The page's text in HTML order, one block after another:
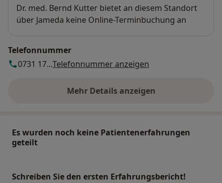
Verfügbarkeit
Dr. med. Bernd Kutter bietet an diesem Standort
über Jameda keine Online-Terminbuchung an
Telefonnummer
0731 17...Telefonnummer anzeigen
Mehr Details anzeigen
über die Adresse
Es wurden noch keine Patientenerfahrungen
geteilt
Schreiben Sie den ersten Erfahrungsbericht!